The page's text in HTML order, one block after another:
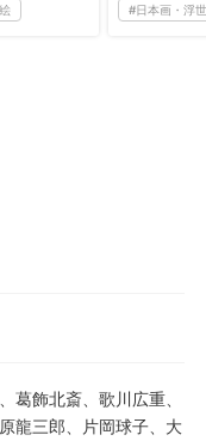
#日本画・浮
葛飾北斎、歌川広重、
龍三郎、片岡球子、大